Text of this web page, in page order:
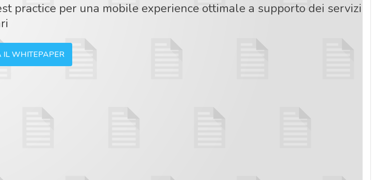
practice per una mobile experience ottimale a supporto dei servizi
IL WHITEPAPER